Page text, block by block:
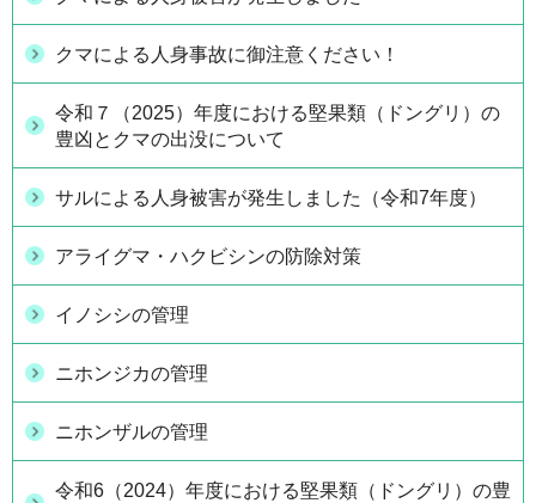
クマによる人身事故に御注意ください！
令和７（2025）年度における堅果類（ドングリ）の
豊凶とクマの出没について
サルによる人身被害が発生しました（令和7年度）
アライグマ・ハクビシンの防除対策
イノシシの管理
ニホンジカの管理
ニホンザルの管理
令和6（2024）年度における堅果類（ドングリ）の豊